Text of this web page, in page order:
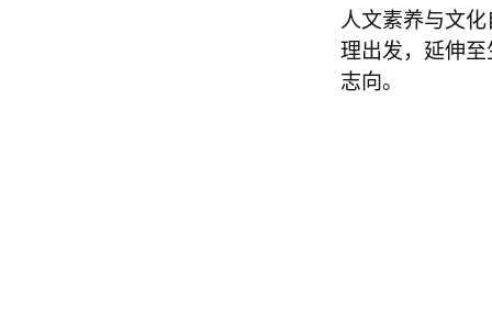
人文素养与文
理出发，延伸
志向。